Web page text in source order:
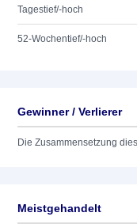
Tagestief/-hoch
52-Wochentief/-hoch
Gewinner / Verlierer
Die Zusammensetzung
Meistgehandelt